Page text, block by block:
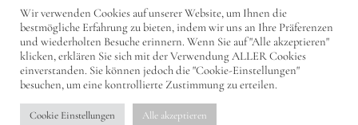
© 2023 - DearTrier
IMPRESSUM
DATENSCHUTZERKLÄRUNG
KONTAKT
Wir verwenden Cookies auf unserer Website, um Ihnen die
bestmögliche Erfahrung zu bieten, indem wir uns an Ihre Präferenzen
und wiederholten Besuche erinnern. Wenn Sie auf "Alle akzeptieren"
klicken, erklären Sie sich mit der Verwendung ALLER Cookies
einverstanden. Sie können jedoch die "Cookie-Einstellungen"
besuchen, um eine kontrollierte Zustimmung zu erteilen.
Cookie Einstellungen Alle akzeptieren